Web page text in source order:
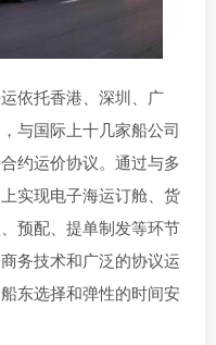
依托香港、深圳、广
与国际上十几家船公司
约运价协议。通过与多
实现电子海运订舱、货
预配、提单制发等环节
务技术和广泛的协议运
东选择和弹性的时间安